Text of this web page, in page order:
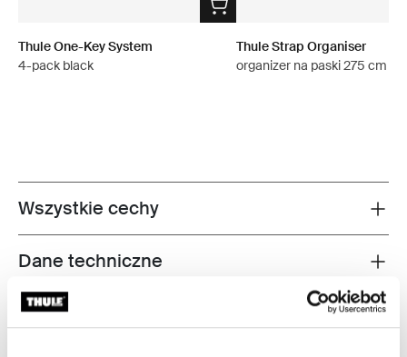
Thule One-Key System
4-pack black
Thule Strap Organiser
organizer na paski 275 cm
Toggle features
Wszystkie cechy
Toggle techspec
Dane techniczne
Toggle guides and instructions
Instrukcje